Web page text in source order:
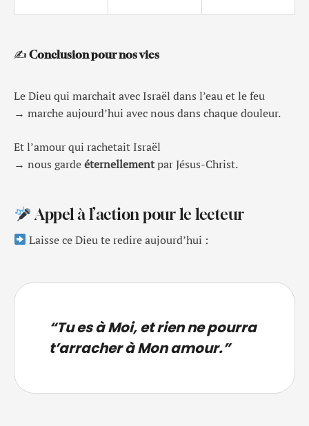
✍️ Conclusion pour nos vies
Le Dieu qui marchait avec Israël dans l’eau et le feu
→ marche aujourd’hui avec nous dans chaque douleur.
Et l’amour qui rachetait Israël
→ nous gardeéternellementpar Jésus-Christ.
Appel à l’action pour le lecteur
Laisse ce Dieu te redire aujourd’hui :
“Tu es à Moi, et rien ne pourra
t’arracher à Mon amour.”